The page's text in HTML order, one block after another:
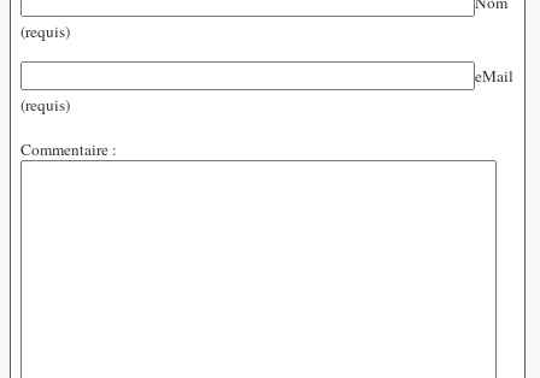
(requis)
eMail
(requis)
Commentaire :